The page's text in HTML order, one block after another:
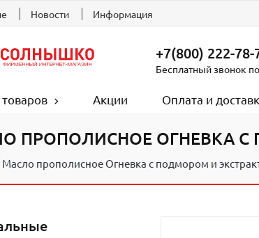
Новости Информация
+7(800) 222-78-
Бесплатный звонок
Акции Оплата и
ПРОПОЛИСНОЕ ОГНЕВКА С
Масло прополисное Огневка с подмором и